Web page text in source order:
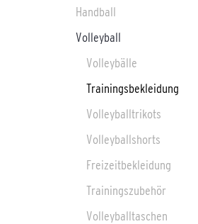
Handball
Volleyball
Volleybälle
Trainingsbekleidung
Volleyballtrikots
Volleyballshorts
Freizeitbekleidung
Trainingszubehör
Volleyballtaschen